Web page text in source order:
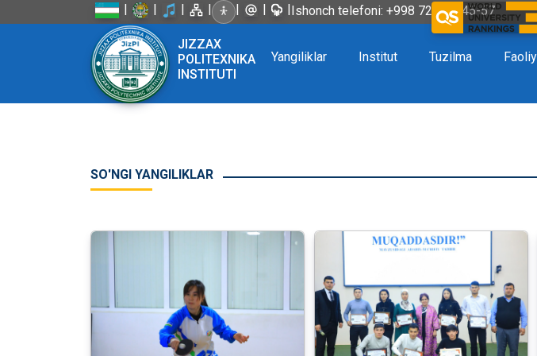
| | | | | | |Ishonch telefoni: +998 72 226-45-57
JIZZAX
POLITEXNIKA
INSTITUTI
Yangiliklar Institut Tuzilma
SO'NGI YANGILIKLAR